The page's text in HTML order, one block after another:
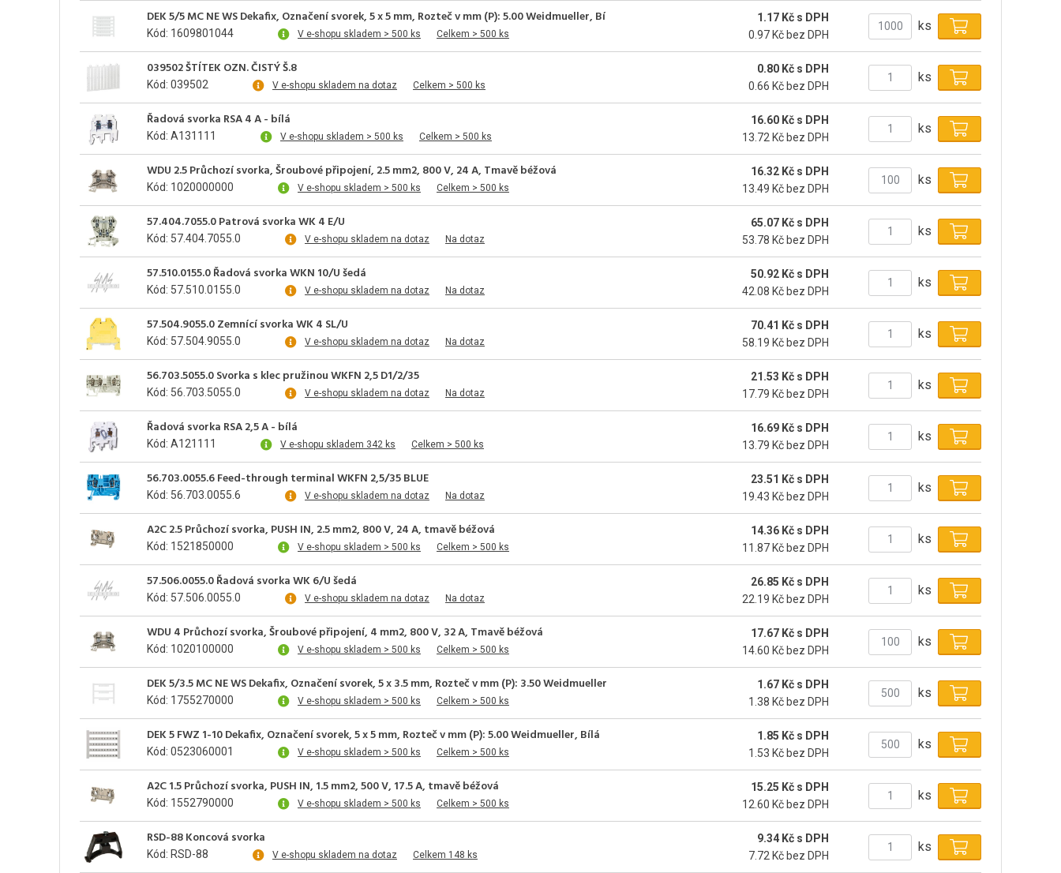
DEK 5/5 MC NE WS Dekafix, Označení svorek, 5 x 5 mm, Rozteč v mm (P): 5.00 Weidmueller, Bí
Kód: 1609801044 V e-shopu skladem > 500 ks Celkem > 500 ks
1.17 Kč s DPH
0.97 Kč bez DPH
ks
039502 ŠTÍTEK OZN. ČISTÝ Š.8
Kód: 039502 V e-shopu skladem na dotaz Celkem > 500 ks
0.80 Kč s DPH
0.66 Kč bez DPH
ks
Řadová svorka RSA 4 A - bílá
Kód: A131111 V e-shopu skladem > 500 ks Celkem > 500 ks
16.60 Kč s DPH
13.72 Kč bez DPH
ks
WDU 2.5 Průchozí svorka, Šroubové připojení, 2.5 mm2, 800 V, 24 A, Tmavě béžová
Kód: 1020000000 V e-shopu skladem > 500 ks Celkem > 500 ks
16.32 Kč s DPH
13.49 Kč bez DPH
ks
57.404.7055.0 Patrová svorka WK 4 E/U
Kód: 57.404.7055.0 V e-shopu skladem na dotaz Na dotaz
65.07 Kč s DPH
53.78 Kč bez DPH
ks
57.510.0155.0 Řadová svorka WKN 10/U šedá
Kód: 57.510.0155.0 V e-shopu skladem na dotaz Na dotaz
50.92 Kč s DPH
42.08 Kč bez DPH
ks
57.504.9055.0 Zemnící svorka WK 4 SL/U
Kód: 57.504.9055.0 V e-shopu skladem na dotaz Na dotaz
70.41 Kč s DPH
58.19 Kč bez DPH
ks
56.703.5055.0 Svorka s klec pružinou WKFN 2,5 D1/2/35
Kód: 56.703.5055.0 V e-shopu skladem na dotaz Na dotaz
21.53 Kč s DPH
17.79 Kč bez DPH
ks
Řadová svorka RSA 2,5 A - bílá
Kód: A121111 V e-shopu skladem 342 ks Celkem > 500 ks
16.69 Kč s DPH
13.79 Kč bez DPH
ks
56.703.0055.6 Feed-through terminal WKFN 2,5/35 BLUE
Kód: 56.703.0055.6 V e-shopu skladem na dotaz Na dotaz
23.51 Kč s DPH
19.43 Kč bez DPH
ks
A2C 2.5 Průchozí svorka, PUSH IN, 2.5 mm2, 800 V, 24 A, tmavě béžová
Kód: 1521850000 V e-shopu skladem > 500 ks Celkem > 500 ks
14.36 Kč s DPH
11.87 Kč bez DPH
ks
57.506.0055.0 Řadová svorka WK 6/U šedá
Kód: 57.506.0055.0 V e-shopu skladem na dotaz Na dotaz
26.85 Kč s DPH
22.19 Kč bez DPH
ks
WDU 4 Průchozí svorka, Šroubové připojení, 4 mm2, 800 V, 32 A, Tmavě béžová
Kód: 1020100000 V e-shopu skladem > 500 ks Celkem > 500 ks
17.67 Kč s DPH
14.60 Kč bez DPH
ks
DEK 5/3.5 MC NE WS Dekafix, Označení svorek, 5 x 3.5 mm, Rozteč v mm (P): 3.50 Weidmueller
Kód: 1755270000 V e-shopu skladem > 500 ks Celkem > 500 ks
1.67 Kč s DPH
1.38 Kč bez DPH
ks
DEK 5 FWZ 1-10 Dekafix, Označení svorek, 5 x 5 mm, Rozteč v mm (P): 5.00 Weidmueller, Bílá
Kód: 0523060001 V e-shopu skladem > 500 ks Celkem > 500 ks
1.85 Kč s DPH
1.53 Kč bez DPH
ks
A2C 1.5 Průchozí svorka, PUSH IN, 1.5 mm2, 500 V, 17.5 A, tmavě béžová
Kód: 1552790000 V e-shopu skladem > 500 ks Celkem > 500 ks
15.25 Kč s DPH
12.60 Kč bez DPH
ks
RSD-88 Koncová svorka
Kód: RSD-88 V e-shopu skladem na dotaz Celkem 148 ks
9.34 Kč s DPH
7.72 Kč bez DPH
ks